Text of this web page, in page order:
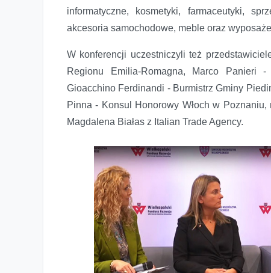
informatyczne, kosmetyki, farmaceutyki,
akcesoria samochodowe, meble oraz
W konferencji uczestniczyli też
Regionu Emilia-Romagna, Marco Panieri
Gioacchino Ferdinandi - Burmistrz Gminy
Pinna - Konsul Honorowy Włoch w
Magdalena Białas z Italian Trade Agency.